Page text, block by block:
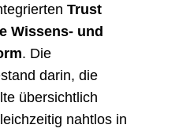
Trust
Wissens- und
. Die
darin, die
übersichtlich
nahtlos in